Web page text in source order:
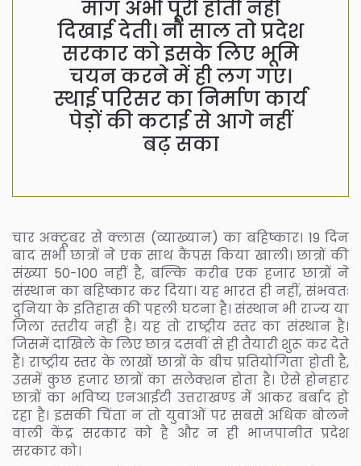
मांग अभी पूरी होती नहीं
दिखाई देती। नौ साल तो प्रदेश
सरकार को इसके लिए भूमि
चयन करने में ही लग गए।
स्थाई परिसर का निर्माण कार्य
पेड़ों की कटाई से आगे नहीं
बढ़ सका
चार अक्टूबर से क्लास (व्याख्यान) का बहिष्कार। 19 दिन
बाद सभी छात्रों ने एक साथ कैंपस किया खाली। छात्रों की
संख्या 50-100 नहीं है, बल्कि करीब एक हजार छात्रों ने
संस्थान का बहिष्कार कर दिया। यह भारत ही नहीं, संभवतः
दुनिया के इतिहास की पहली घटना है। संस्थान भी राज्य या
जिला स्तरीय नहीं है। यह तो राष्ट्रीय स्तर का संस्थान है।
जिसमें दाखिले के लिए छात्र दसवीं से ही तैयारी शुरू कर देते
हैं। राष्ट्रीय स्तर के लाखों छात्रों के बीच प्रतियोगिता होती है,
उसमें कुछ हजार छात्रों का सलेक्शन होता है। ऐसे होनहार
छात्रों का भविष्य एनआईटी उत्तराखण्ड में आकर बर्बाद हो
रहा है। इसकी चिंता न तो युवाओं पर सबसे अधिक बोलने
वाली केंद्र सरकार को है और न ही भाजपानीत प्रदेश
सरकार को।